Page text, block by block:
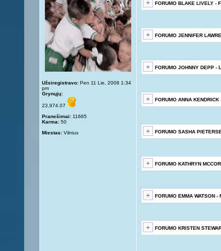
Užsiregistravo: Pen 11 Lie, 2008 1:34
pm
Grynųjų:
23,974.07
Pranešimai: 11665
Karma: 50
Miestas: Vilnius
FORUMO BLAKE LIVELY -
FORUMO JENNIFER
FORUMO JOHNNY DEPP -
FORUMO ANNA KENDRICK
FORUMO SASHA
FORUMO KATHRYN
FORUMO EMMA WATSON -
FORUMO KRISTEN